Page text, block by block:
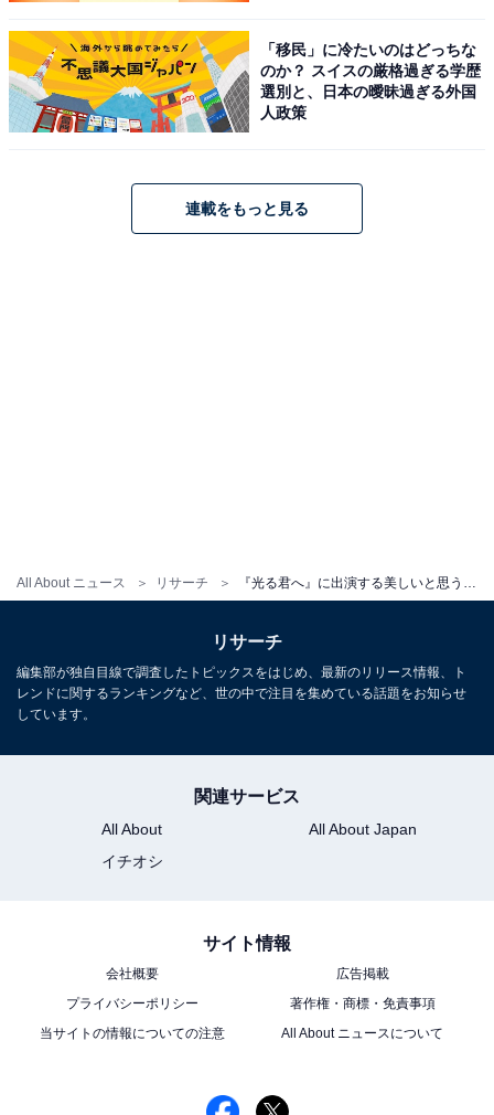
All About ニュース リサーチ
潔感があり可愛らしくてとても美しい女優さんだと思い
ます」（50代女性／兵庫県）、「日本人女性らしい綺麗
さがあると思う」（20代女性／東京都）などの声が集ま
※回答コメントは原文ママです
『光る君へ』出演の演技がうまい女性俳優ラン
キング！ 2位 源倫子役の「黒木華」を抑えた1
位は？
「移民」に冷たいのはどっちな
のか？ スイスの厳格過ぎる学歴
選別と、日本の曖昧過ぎる外国
人政策
連載をもっと見る
リサーチ
編集部が独自目線で調査したトピックスをはじめ、最新のリリース情報、ト
レンドに関するランキングなど、世の中で注目を集めている話題をお知らせ
しています。
関連サービス
All About
All About Japan
イチオシ
サイト情報
会社概要
広告掲載
プライバシーポリシー
著作権・商標・免責事項
当サイトの情報についての注意
All About ニュースについて